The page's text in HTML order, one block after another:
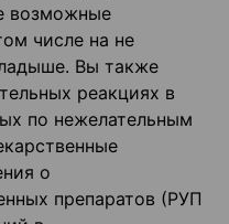
возможные
числе на не
Вы также
реакциях в
по нежелательным
о
препаратов (РУП